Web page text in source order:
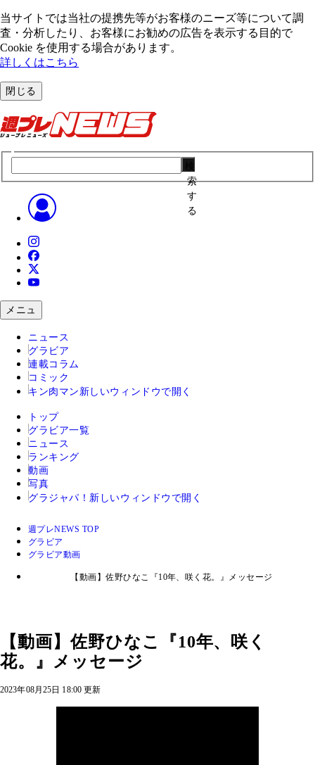
当サイトでは当社の提携先等がお客様のニーズ等について調
査・分析したり、お客様にお勧めの広告を表⽰する⽬的で
Cookie を使⽤する場合があります。
詳しくはこちら
閉じる
索
す
る
メニュ
ニュース
グラビア
連載コラム
コミック
キン肉マン 新しいウィンドウで開く
トップ
グラビア一覧
ニュース
ランキング
動画
写真
グラジャパ！ 新しいウィンドウで開く
週プレNEWS TOP
グラビア
グラビア動画
【動画】佐野ひなこ『10年、咲く花。』メッセージ
【動画】佐野ひなこ『10年、咲く
花。』メッセージ
2023年08月25日 18:00 更新